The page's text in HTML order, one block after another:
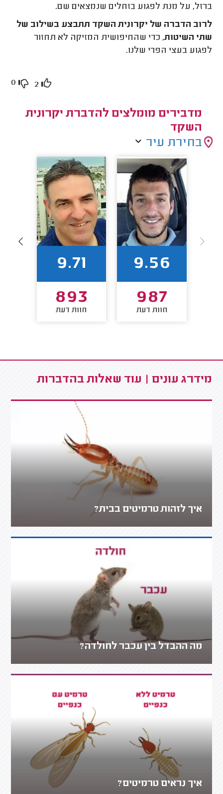
ברזל, על מנת לפגוע בזחלים שנמצאים שם.
לרוב הדברה של יקרונית השקד תתבצע בשילוב של
שתי השיטות, כדי שהחיפושית המזיקה לא תחזור
לפגוע בעצי הפרי שלנו.
2
0
מדבירים מומלצים להדברת יקרונית
השקד
בחירת עיר
9.56
987
חוות דעת
9.71
893
חוות דעת
מידרג עונים | עוד שאלות בהדברות
איך לזהות טרמיטים בבית?
מה ההבדל בין עכבר לחולדה?
איך נראים טרמיטים?